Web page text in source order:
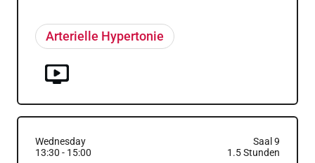
Arterielle Hypertonie
Wednesday
Saal 9
13:30 - 15:00 1.5Stunden